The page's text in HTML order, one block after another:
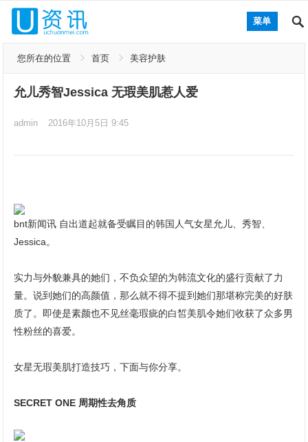
菜单
您所在的位置 首页 美容护肤
允儿秀智Jessica 无瑕美肌惹人爱
admin 2016年10月5日 9:45
bnt新闻讯 自出道起就备受瞩目的韩国人气女星允儿、秀智、
Jessica。
实力与外貌兼具的她们，不负众望的为韩流文化的盛行贡献了力
量。说到她们的高颜值，那么就不得不提到她们那堪称完美的好肤
质了。即使是素颜也不见丝毫瑕疵的白皙美肌令她们收获了众多男
性粉丝的喜爱。
女星无瑕美肌打造技巧，下面与你分享。
SECRET ONE 周期性去角质